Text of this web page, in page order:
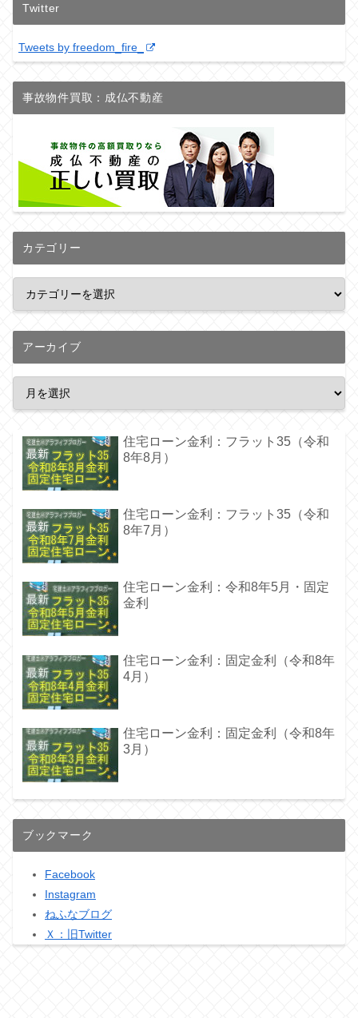
Twitter
Tweets by freedom_fire_
事故物件買取：成仏不動産
カテゴリー
アーカイブ
住宅ローン金利：フラット35（令和
8年8月）
住宅ローン金利：フラット35（令和
8年7月）
住宅ローン金利：令和8年5月・固定
金利
住宅ローン金利：固定金利（令和8年
4月）
住宅ローン金利：固定金利（令和8年
3月）
ブックマーク
Facebook
Instagram
ねふなブログ
Ｘ：旧Twitter